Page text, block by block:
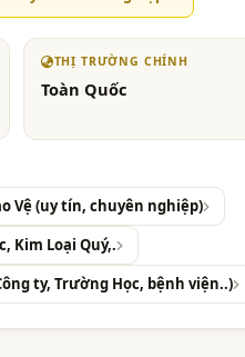
THỊ TRƯỜNG CHÍNH
Toàn Quốc
Vệ (uy tín, chuyên nghiệp)
Kim Loại Quý,.
ty, Trường Học, bệnh viện..)